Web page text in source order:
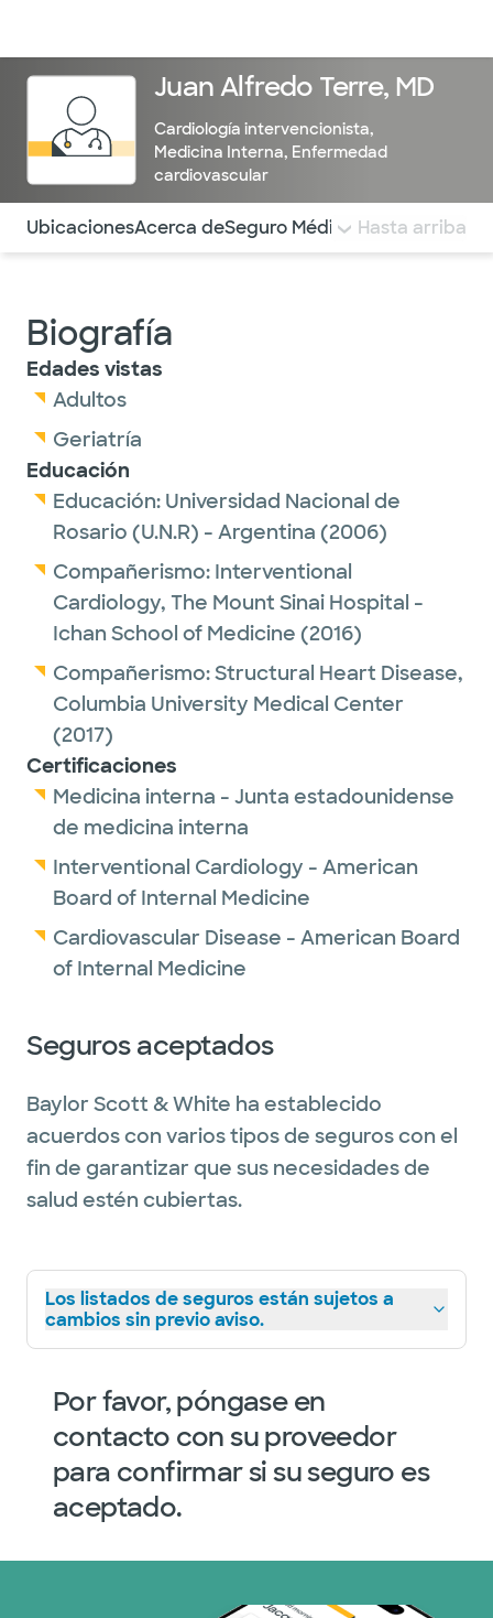
Juan Alfredo Terre, MD
Cardiología intervencionista,
Medicina Interna, Enfermedad
cardiovascular
Utilice esta navegación para saltar rápidamente a
UbicacionesAcerca deSeguro Médico COMENTARIOS
Hasta arriba
Biografía
Edades vistas
Adultos
Geriatría
Educación
Educación: Universidad Nacional de
Rosario (U.N.R) - Argentina (2006)
Compañerismo: Interventional
Cardiology, The Mount Sinai Hospital -
Ichan School of Medicine (2016)
Compañerismo:Structural Heart Disease,
Columbia University Medical Center
(2017)
Certificaciones
Medicina interna - Junta estadounidense
de medicina interna
Interventional Cardiology - American
Board of Internal Medicine
Cardiovascular Disease - American Board
of Internal Medicine
Seguros aceptados
Baylor Scott & White ha establecido
acuerdos con varios tipos de seguros con el
fin de garantizar que sus necesidades de
salud estén cubiertas.
Los listados de seguros están sujetos a
cambios sin previo aviso.
Por favor, póngase en
contacto con su proveedor
para confirmar si su seguro es
aceptado.